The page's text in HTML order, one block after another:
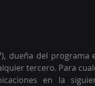
dueña del programa
tercero. Para
en la